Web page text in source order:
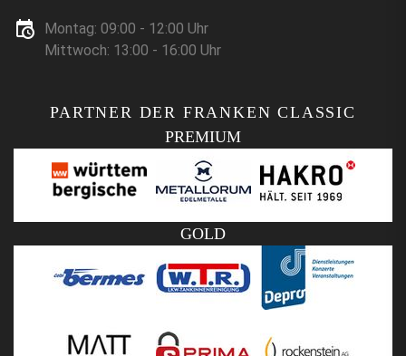
Montag: 09:00 - 12:00 Uhr
Mittwoch: 13:00 - 16:00 Uhr
PARTNER DER FRANKEN CLASSIC
PREMIUM
GOLD